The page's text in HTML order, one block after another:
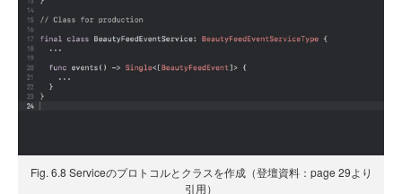
Fig. 6.8 Serviceのプロトコルとクラスを作成（登壇資料：page 29より
引用）